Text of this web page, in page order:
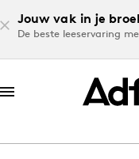
Jouw vak in je
De beste leeservaring